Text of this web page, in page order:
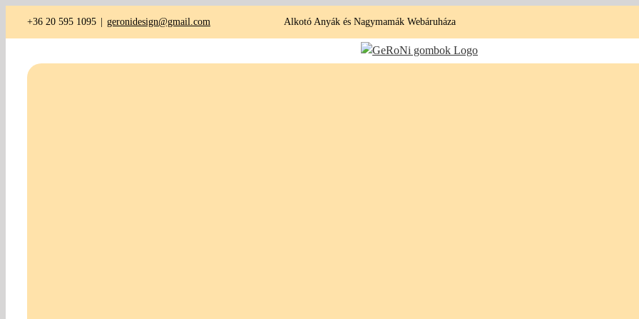
+36 20 595 1095 | geronidesign@gmail.com